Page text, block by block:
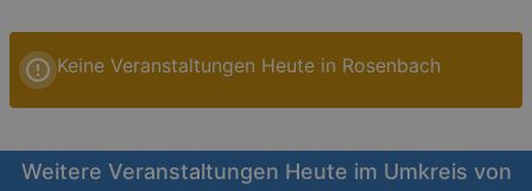
Keine Veranstaltungen Heute in Rosenbach
Weitere Veranstaltungen Heute im Umkreis von